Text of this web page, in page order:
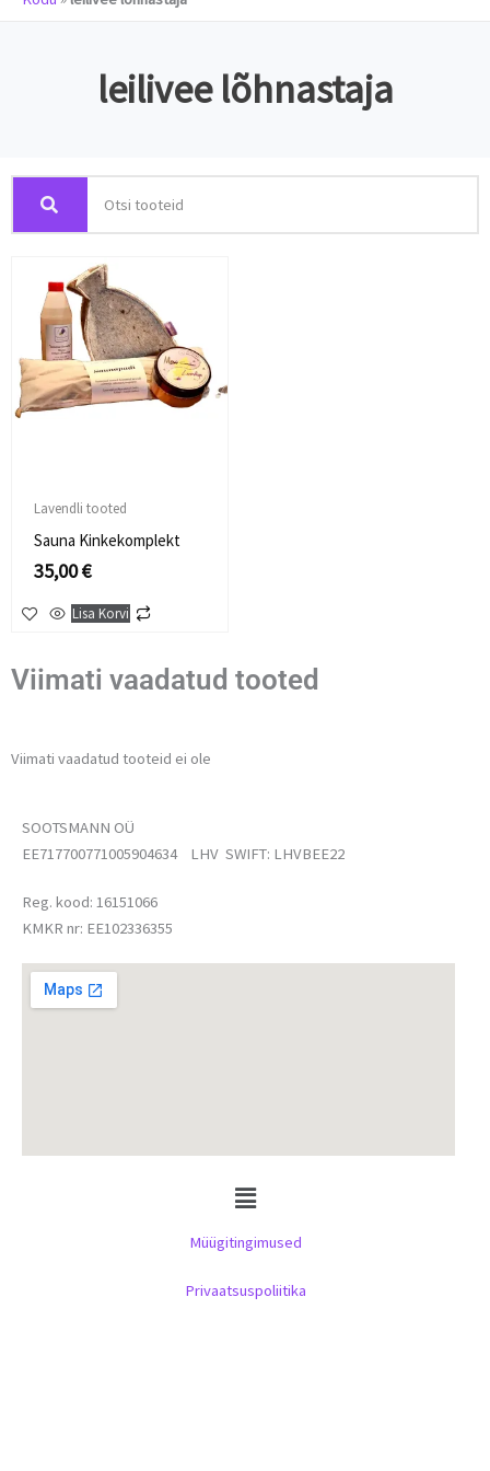
leilivee lõhnastaja
Lavendli tooted
Sauna Kinkekomplekt
35,00€
Lisa Korvi
Viimati vaadatud tooted
Viimati vaadatud tooteid ei ole
SOOTSMANN OÜ
EE717700771005904634 LHV SWIFT: LHVBEE22
Reg. kood: 16151066
KMKR nr: EE102336355
Menu
Müügitingimused
Privaatsuspoliitika